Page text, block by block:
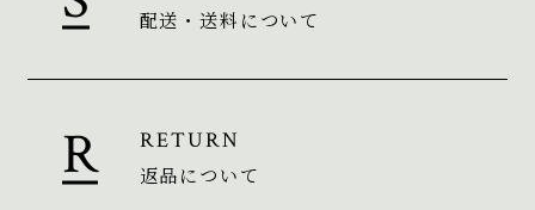
配送・送料について
RETURN
返品について